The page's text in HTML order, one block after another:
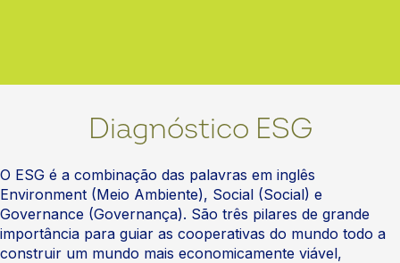
Diagnóstico ESG
O ESG é a combinação das palavras em inglês
Environment (Meio Ambiente), Social (Social) e
Governance (Governança). São três pilares de grande
importância para guiar as cooperativas do mundo todo a
construir um mundo mais economicamente viável,